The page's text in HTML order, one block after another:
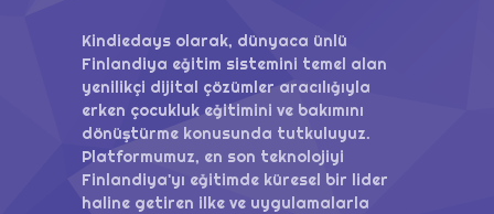
Kindiedays olarak, dünyaca ünlü
Finlandiya eğitim sistemini temel alan
yenilikçi dijital çözümler aracılığıyla
erken çocukluk eğitimini ve bakımını
dönüştürme konusunda tutkuluyuz.
Platformumuz, en son teknolojiyi
Finlandiya'yı eğitimde küresel bir lider
haline getiren ilke ve uygulamalarla